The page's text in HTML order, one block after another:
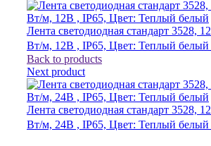
Лента светодиодная стандарт 3528,
Вт/м, 12В , IP65, Цвет: Теплый белый
Back to products
Next product
Лента светодиодная стандарт 3528,
Вт/м, 24В , IP65, Цвет: Теплый белый